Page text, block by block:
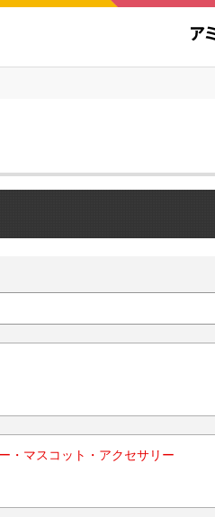
・マスコット・アクセサリー